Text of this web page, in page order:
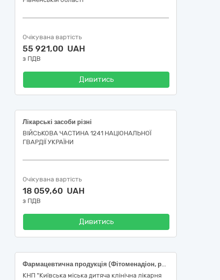
Очікувана вартість
55 921,00 UAH
з ПДВ
Дивитись
Лікарські засоби різні
ВІЙСЬКОВА ЧАСТИНА 1241 НАЦІОНАЛЬНОЇ
ГВАРДІЇ УКРАЇНИ
Очікувана вартість
18 059,60 UAH
з ПДВ
Дивитись
Фармацевтична продукція (Фітоменадіон, розчин для ін'єкцій, 10 мг/мл, по 1 мл)
КНП "Київська міська дитяча клінічна лікарня